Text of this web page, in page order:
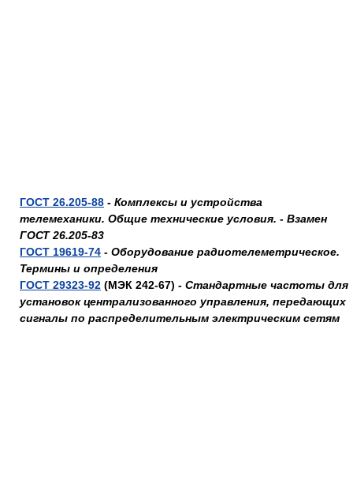
ГОСТ 26.205-88 - Комплексы и устройства
телемеханики. Общие технические условия. - Взамен
ГОСТ 26.205-83
ГОСТ 19619-74 - Оборудование радиотелеметрическое.
Термины и определения
ГОСТ 29323-92 (МЭК 242-67) - Стандартные частоты для
установок централизованного управления, передающих
сигналы по распределительным электрическим сетям